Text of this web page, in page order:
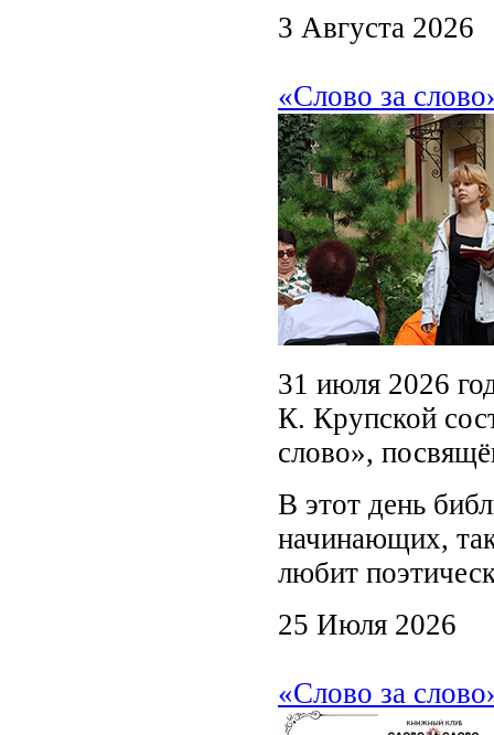
3 Августа 2026
«Слово за
31 июля 2026
К. Крупской
слово»,
В этот день
начинающих,
любит
25 Июля 2026
«Слово за